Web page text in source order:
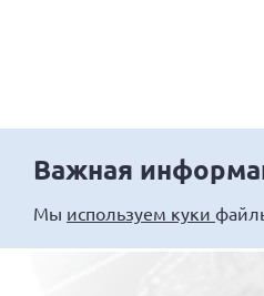
Важная
Мы используем куки